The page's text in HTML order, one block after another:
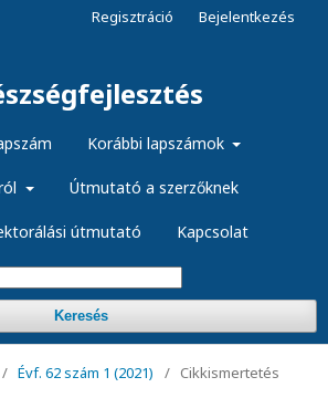
Korábbi lapszámok
Útmutató a szerzőknek
útmutató Kapcsolat
Keresés
Regisztráció Bejelentkezés
/ Évf. 62 szám 1 (2021) / Cikkismertetés